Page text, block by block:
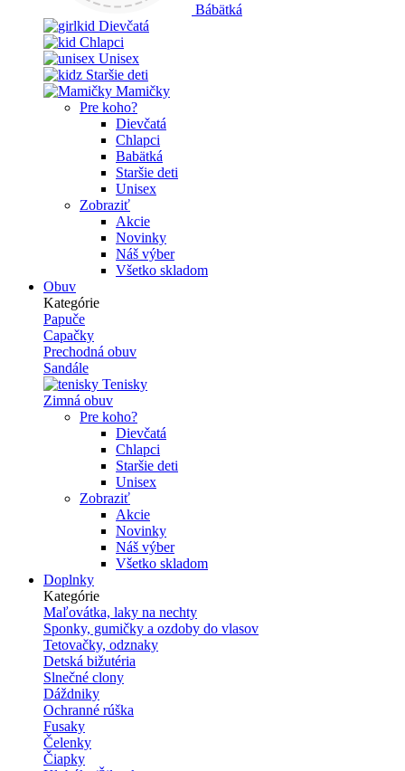
Bábätká
Dievčatá
Chlapci
Unisex
Staršie deti
Mamičky
Pre koho?
Dievčatá
Chlapci
Babätká
Staršie deti
Unisex
Zobraziť
Akcie
Novinky
Náš výber
Všetko skladom
Obuv
Kategórie
Papuče
Capačky
Prechodná obuv
Sandále
Tenisky
Zimná obuv
Pre koho?
Dievčatá
Chlapci
Staršie deti
Unisex
Zobraziť
Akcie
Novinky
Náš výber
Všetko skladom
Doplnky
Kategórie
Maľovátka, laky na nechty
Sponky, gumičky a ozdoby do vlasov
Tetovačky, odznaky
Detská bižutéria
Slnečné clony
Dáždniky
Ochranné rúška
Fusaky
Čelenky
Čiapky